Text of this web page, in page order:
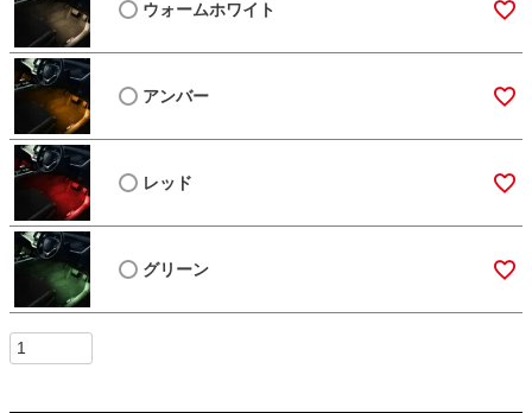
ウォームホワイト
アンバー
レッド
グリーン